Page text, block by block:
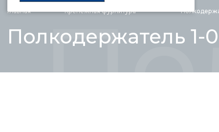
Главная Крепежнаяфурнитура
Полкодержатель 1-